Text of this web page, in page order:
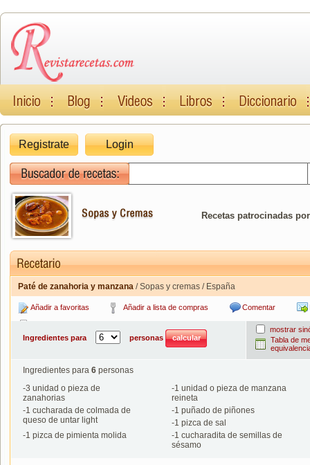
Registrate Login
Recetas patrocinadas
Paté de zanahoria y manzana / Sopas y cremas / España
Añadir a favoritas Añadir a lista de compras Comentar
Ingredientes para
personas
mostrar
Tabla de
Ingredientes para 6 personas
-3 unidad o pieza de
zanahorias
-1 unidad o pieza de manzana
reineta
-1 cucharada de colmada de
queso de untar light
-1 puñado de piñones
-1 pizca de sal
-1 pizca de pimienta molida -1 cucharadita de semillas de
sésamo